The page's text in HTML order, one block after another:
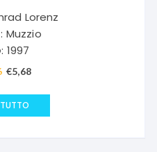
Lorenz
: Muzzio
: 1997
Il
originale
€5,68Il